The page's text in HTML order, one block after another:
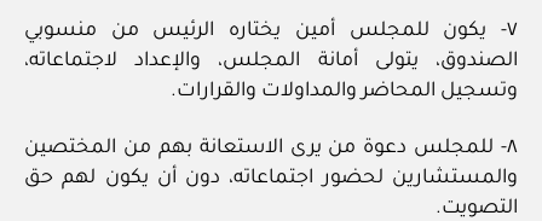
٧- يكون للمجلس أمين يختاره الرئيس من منسوبي
الصندوق، يتولى أمانة المجلس، والإعداد لاجتماعاته،
وتسجيل المحاضر والمداولات والقرارات.
٨- للمجلس دعوة من يرى الاستعانة بهم من المختصين
والمستشارين لحضور اجتماعاته، دون أن يكون لهم حق
التصويت.